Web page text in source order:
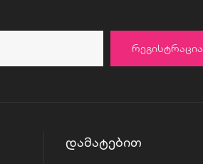
ᲠᲔᲒᲘᲡᲢᲠᲐᲪᲘᲐ
ᲓᲐᲛᲐᲢᲔᲑᲘᲗ